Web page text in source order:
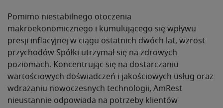
Pomimo niestabilnego otoczenia
makroekonomicznego i kumulującego się wpływu
presji inflacyjnej w ciągu ostatnich dwóch lat, wzrost
przychodów Spółki utrzymał się na zdrowych
poziomach. Koncentrując się na dostarczaniu
wartościowych doświadczeń i jakościowych usług oraz
wdrażaniu nowoczesnych technologii, AmRest
nieustannie odpowiada na potrzeby klientów